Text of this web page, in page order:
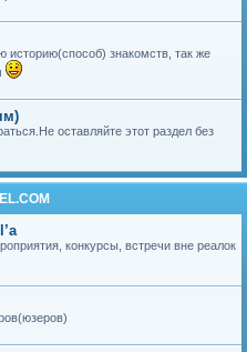
знакомств, так же
оставляйте этот раздел без
конкурсы, встречи вне реалок